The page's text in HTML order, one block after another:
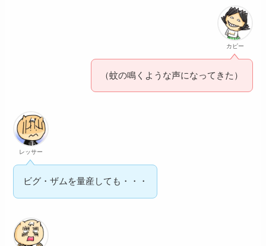
カピー
（蚊の鳴くような声になってきた）
レッサー
ビグ・ザムを量産しても・・・